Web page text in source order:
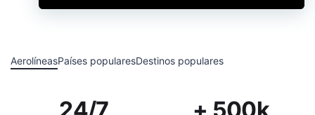
AerolíneasPaíses popularesDestinos populares